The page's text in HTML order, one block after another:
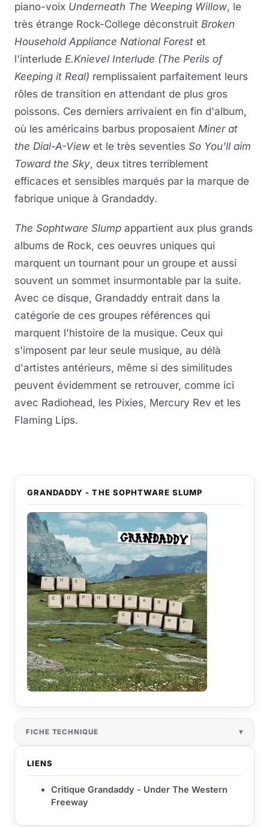
piano-voix Underneath The Weeping Willow, le
très étrange Rock-College déconstruit Broken
Household Appliance National Forest et
l'interlude E.Knievel Interlude (The Perils of
Keeping it Real) remplissaient parfaitement leurs
rôles de transition en attendant de plus gros
poissons. Ces derniers arrivaient en fin d'album,
où les américains barbus proposaient Miner at
the Dial-A-View et le très seventies So You'll aim
Toward the Sky, deux titres terriblement
efficaces et sensibles marqués par la marque de
fabrique unique à Grandaddy.
The Sophtware Slump appartient aux plus grands
albums de Rock, ces oeuvres uniques qui
marquent un tournant pour un groupe et aussi
souvent un sommet insurmontable par la suite.
Avec ce disque, Grandaddy entrait dans la
catégorie de ces groupes références qui
marquent l'histoire de la musique. Ceux qui
s'imposent par leur seule musique, au délà
d'artistes antérieurs, même si des similitudes
peuvent évidemment se retrouver, comme ici
avec Radiohead, les Pixies, Mercury Rev et les
Flaming Lips.
GRANDADDY - THE SOPHTWARE SLUMP
FICHE TECHNIQUE
LIENS
Critique Grandaddy - Under The Western
Freeway